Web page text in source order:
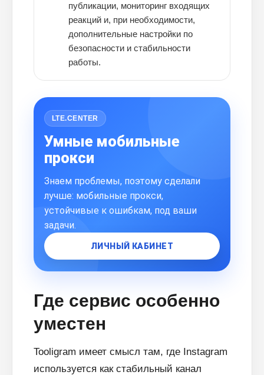
публикации, мониторинг входящих
реакций и, при необходимости,
дополнительные настройки по
безопасности и стабильности
работы.
LTE.CENTER
Умные мобильные
прокси
Знаем проблемы, поэтому сделали
лучше: мобильные прокси,
устойчивые к ошибкам, под ваши
задачи.
ЛИЧНЫЙ КАБИНЕТ
Где сервис особенно
уместен
Tooligram имеет смысл там, где Instagram
используется как стабильный канал